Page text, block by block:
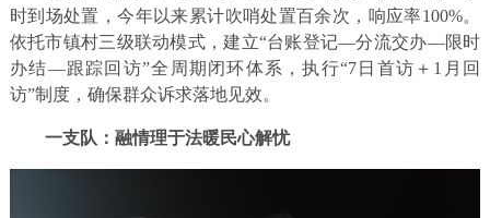
时到场处置，今年以来累计吹哨处置百余次，响应率100%。
依托市镇村三级联动模式，建立“台账登记—分流交办—限时
办结—跟踪回访”全周期闭环体系，执行“7日首访＋1月回
访”制度，确保群众诉求落地见效。
一支队：融情理于法暖民心解忧